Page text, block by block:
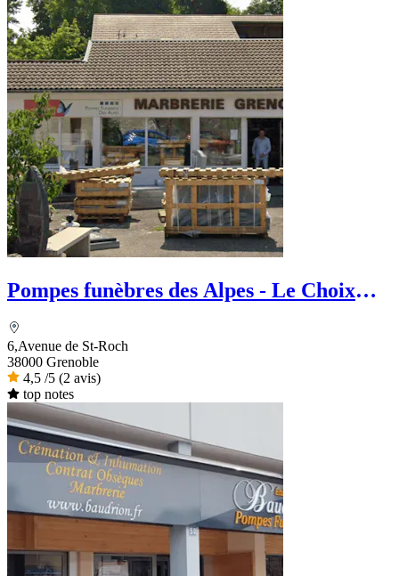
Pompes funèbres des Alpes - Le Choix
6,Avenue de St-Roch
38000 Grenoble
4,5 /5 (2 avis)
top notes